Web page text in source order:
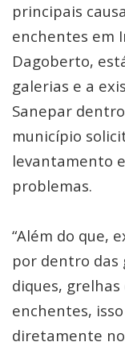
principais
enchentes em
Dagoberto,
galerias e a
Sanepar
município
levantamento
problemas.
“Além do que,
por dentro das
diques,
enchentes,
diretamente